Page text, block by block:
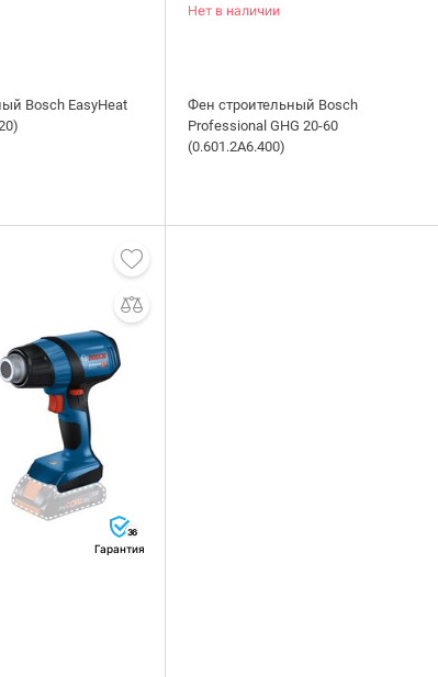
Bosch EasyHeat
Нет в наличии
Фен строительный Bosch
Professional GHG 20-60
(0.601.2A6.400)
36
Гарантия